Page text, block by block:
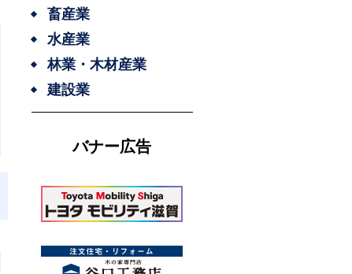
畜産業
水産業
林業・木材産業
建設業
バナー広告